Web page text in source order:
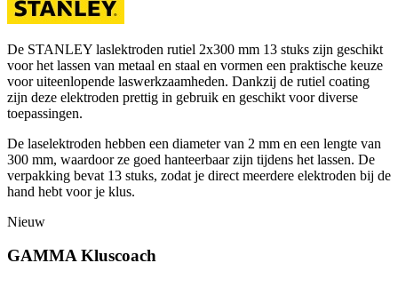
De STANLEY laslektroden rutiel 2x300 mm 13 stuks zijn geschikt
voor het lassen van metaal en staal en vormen een praktische keuze
voor uiteenlopende laswerkzaamheden. Dankzij de rutiel coating
zijn deze elektroden prettig in gebruik en geschikt voor diverse
toepassingen.
De laselektroden hebben een diameter van 2 mm en een lengte van
300 mm, waardoor ze goed hanteerbaar zijn tijdens het lassen. De
verpakking bevat 13 stuks, zodat je direct meerdere elektroden bij de
hand hebt voor je klus.
Nieuw
GAMMA Kluscoach